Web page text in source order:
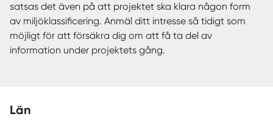
satsas det även på att projektet ska klara någon form
av miljöklassificering. Anmäl ditt intresse så tidigt som
möjligt för att försäkra dig om att få ta del av
information under projektets gång.
Län